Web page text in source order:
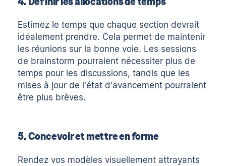
Estimez le temps que chaque section devrait
idéalement prendre. Cela permet de maintenir
les réunions sur la bonne voie. Les sessions
de brainstorm pourraient nécessiter plus de
temps pour les discussions, tandis que les
mises à jour de l'état d'avancement pourraient
être plus brèves.
5. Concevoir et mettre en forme
Rendez vos modèles visuellement attrayants